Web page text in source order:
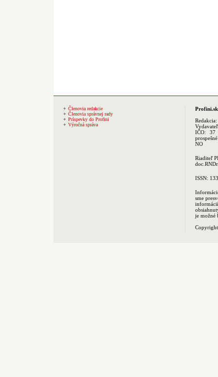
Členovia redakcie
Členovia správnej rady
Príspevky do Profini
Výročná správa
Profini.sk
Redakcia:
IČO: 37
NO
Riaditeľ
ISSN:
sme
je možné